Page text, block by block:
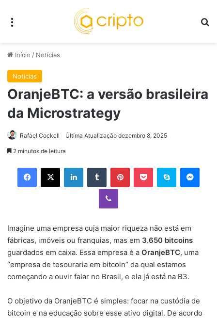
Início / Notícias
Notícias
OranjeBTC: a versão brasileira
da Microstrategy
Rafael Cockell Última Atualização dezembro 8, 2025
2 minutos de leitura
Facebook
X LinkedinTumblr PinterestPocket Skype
Viber
Imagine uma empresa cuja maior riqueza não está em
fábricas, imóveis ou franquias, mas em 3.650 bitcoins
guardados em caixa. Essa empresa é a OranjeBTC, uma
“empresa de tesouraria em bitcoin” da qual estamos
começando a ouvir falar no Brasil, e ela já está na B3.
O objetivo da OranjeBTC é simples: focar na custódia de
bitcoin e na educação sobre esse ativo digital. De acordo